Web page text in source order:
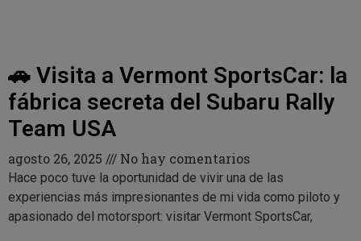
🚗 Visita a Vermont SportsCar: la
fábrica secreta del Subaru Rally
Team USA
agosto 26, 2025 No hay comentarios
Hace poco tuve la oportunidad de vivir una de las
experiencias más impresionantes de mi vida como piloto y
apasionado del motorsport: visitar Vermont SportsCar,